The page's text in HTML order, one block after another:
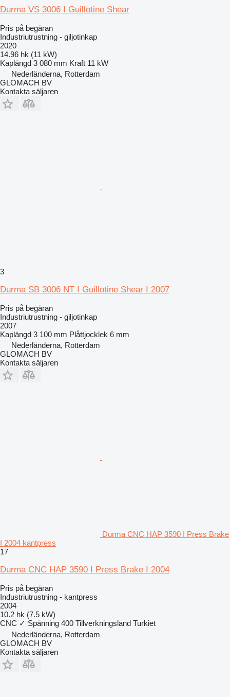
Durma VS 3006 I Guillotine Shear
Pris på begäran
Industriutrustning - giljotinkap
2020
14.96 hk (11 kW)
Kaplängd 3 080 mm Kraft 11 kW
Nederländerna, Rotterdam
GLOMACH BV
Kontakta säljaren
3
Durma SB 3006 NT I Guillotine Shear I 2007
Pris på begäran
Industriutrustning - giljotinkap
2007
Kaplängd 3 100 mm Plåttjocklek 6 mm
Nederländerna, Rotterdam
GLOMACH BV
Kontakta säljaren
Durma CNC HAP 3590 I Press Brake
I 2004 kantpress
17
Durma CNC HAP 3590 I Press Brake I 2004
Pris på begäran
Industriutrustning - kantpress
2004
10.2 hk (7.5 kW)
CNC ✓ Spänning 400 Tillverkningsland Turkiet
Nederländerna, Rotterdam
GLOMACH BV
Kontakta säljaren